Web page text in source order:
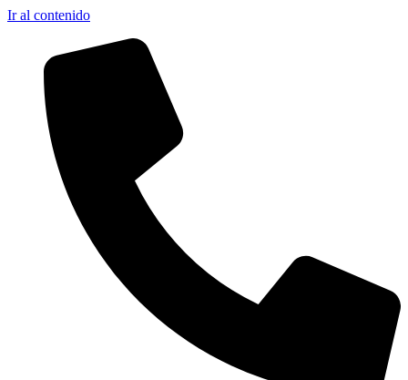
Ir al contenido